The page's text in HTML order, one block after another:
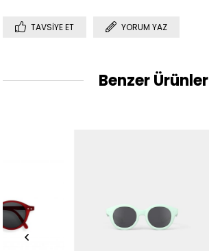
TAVSIYE ET YORUM YAZ
Benzer Ürünler